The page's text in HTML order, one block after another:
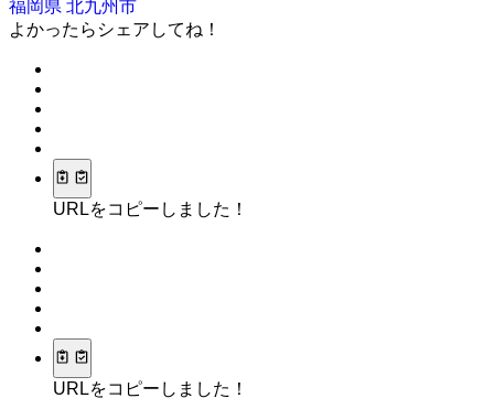
福岡県 北九州市
よかったらシェアしてね！
URLをコピーしました！
URLをコピーしました！